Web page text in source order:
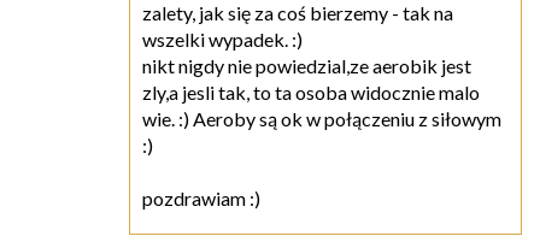
zalety, jak się za coś bierzemy - tak na
wszelki wypadek. :)
nikt nigdy nie powiedzial,ze aerobik jest
zly,a jesli tak, to ta osoba widocznie malo
wie. :) Aeroby są ok w połączeniu z siłowym
:)
pozdrawiam :)